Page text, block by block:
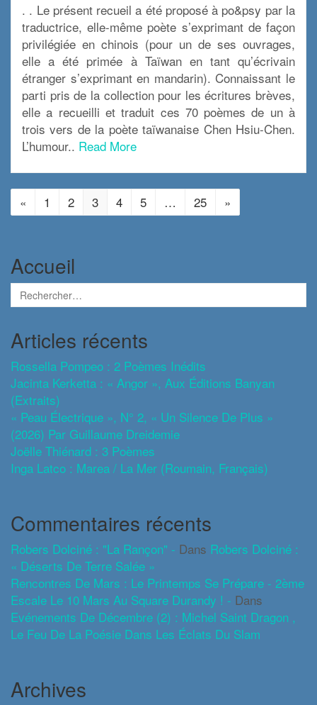
. . Le présent recueil a été proposé à po&psy par la
traductrice, elle-même poète s’exprimant de façon
privilégiée en chinois (pour un de ses ouvrages,
elle a été primée à Taïwan en tant qu’écrivain
étranger s’exprimant en mandarin). Connaissant le
parti pris de la collection pour les écritures brèves,
elle a recueilli et traduit ces 70 poèmes de un à
trois vers de la poète taïwanaise Chen Hsiu-Chen.
L’humour.. Read More
« 1 2 3 4 5 … 25 »
Accueil
Articles récents
Rossella Pompeo : 2 Poèmes Inédits
Jacinta Kerketta : « Angor », Aux Éditions Banyan
(extraits)
« Peau Électrique », N° 2, « Un Silence De Plus »
(2026) Par Guillaume Dreidemie
Joëlle Thiénard : 3 Poèmes
Inga Latco : Marea / La Mer (roumain, Français)
Commentaires récents
Robers Dolciné : "La Rançon" - Dans Robers Dolciné :
« Déserts De Terre Salée »
Rencontres De Mars : Le Printemps Se Prépare - 2ème
Escale Le 10 Mars Au Square Durandy ! - Dans
Evénements De Décembre (2) : Michel Saint Dragon ,
Le Feu De La Poésie Dans Les Éclats Du Slam
Archives